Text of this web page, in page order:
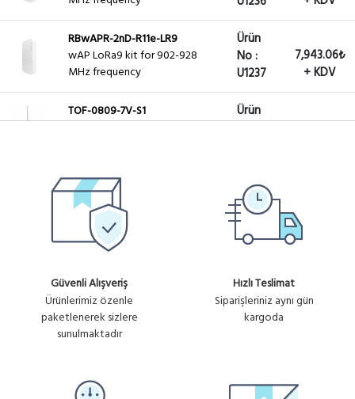
RBwAPR-2nD-R11e-LR9
wAP LoRa9 kit for 902-928
MHz frequency
Ürün
No :
U1237
7,943.06₺
+ KDV
TOF-0809-7V-S1
Ürün
2,941.88₺
Güvenli Alışveriş
Ürünlerimiz özenle
paketlenerek sizlere
sunulmaktadır
Hızlı Teslimat
Siparişleriniz aynı gün
kargoda